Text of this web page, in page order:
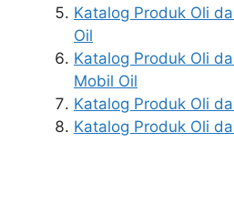
Katalog Produk Oli
Oil
Katalog Produk Oli
Mobil Oil
Katalog Produk Oli
Katalog Produk Oli